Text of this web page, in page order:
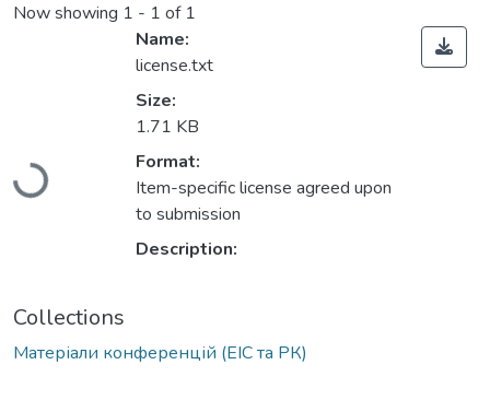
Now showing 1 - 1 of 1
Loading...
Name:
license.txt
Size:
1.71 KB
Format:
Item-specific license agreed upon
to submission
Description:
Collections
Матеріали конференцій (ЕІС та РК)